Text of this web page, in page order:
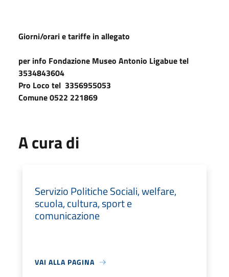
Giorni/orari e tariffe in allegato
per info Fondazione Museo Antonio Ligabue tel
3534843604
Pro Loco tel 3356955053
Comune 0522 221869
A cura di
Servizio Politiche Sociali, welfare,
scuola, cultura, sport e
comunicazione
VAI ALLA PAGINA